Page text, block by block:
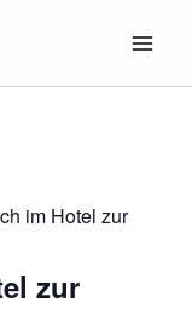
im Hotel zur
zur